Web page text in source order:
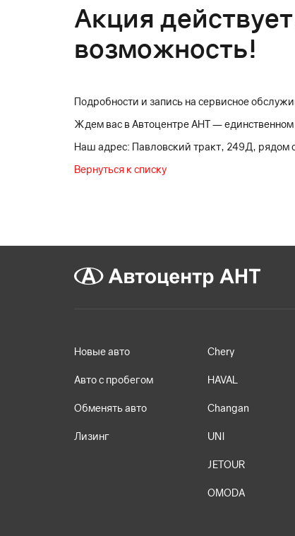
Акция
возможность!
Подробности и запись на сервисное
Ждем вас в Автоцентре АНТ —
Наш адрес: Павловский тракт, 249Д, рядом
Вернуться к списку
Новые авто
Авто с пробегом
Обменять авто
Лизинг
Chery
HAVAL
Changan
UNI
JETOUR
OMODA